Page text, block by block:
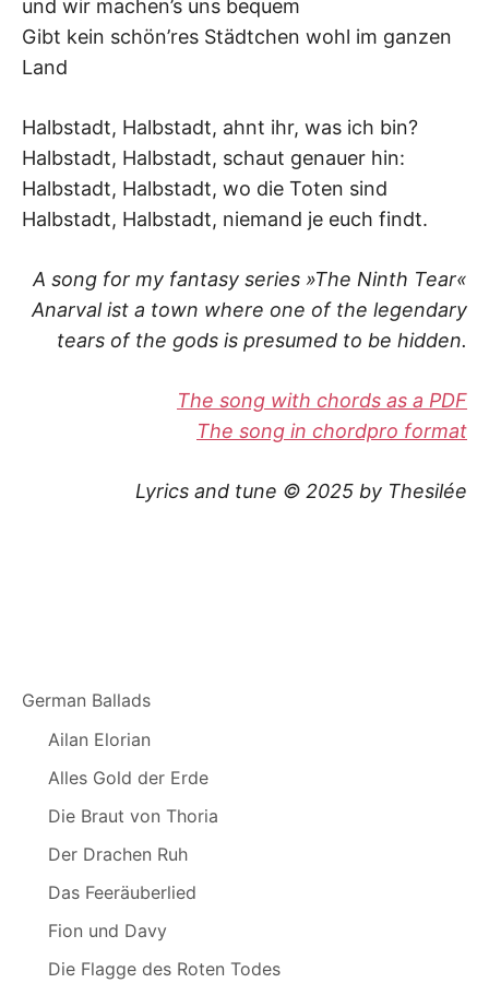
und wir machen’s uns bequem
Gibt kein schön’res Städtchen wohl im ganzen
Land
Halbstadt, Halbstadt, ahnt ihr, was ich bin?
Halbstadt, Halbstadt, schaut genauer hin:
Halbstadt, Halbstadt, wo die Toten sind
Halbstadt, Halbstadt, niemand je euch findt.
A song for my fantasy series »The Ninth Tear«
Anarval ist a town where one of the legendary
tears of the gods is presumed to be hidden.
The song with chords as a PDF
The song in chordpro format
Lyrics and tune © 2025 by Thesilée
German Ballads
Ailan Elorian
Alles Gold der Erde
Die Braut von Thoria
Der Drachen Ruh
Das Feeräuberlied
Fion und Davy
Die Flagge des Roten Todes